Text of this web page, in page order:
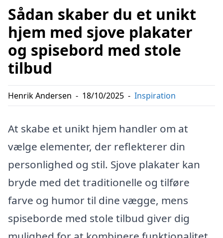
Sådan skaber du et unikt
hjem med sjove plakater
og spisebord med stole
tilbud
Henrik Andersen - 18/10/2025 - Inspiration
At skabe et unikt hjem handler om at
vælge elementer, der reflekterer din
personlighed og stil. Sjove plakater kan
bryde med det traditionelle og tilføre
farve og humor til dine vægge, mens
spiseborde med stole tilbud giver dig